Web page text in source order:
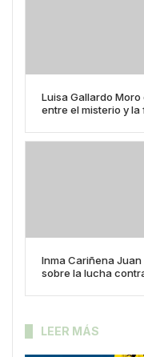
Luisa Gallardo
entre el misterio y la
Inma Cariñena
sobre la lucha
LEER MÁS